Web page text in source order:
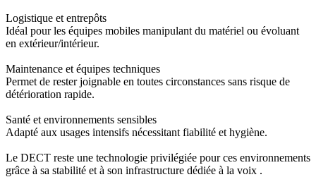
Logistique et entrepôts
Idéal pour les équipes mobiles manipulant du matériel ou évoluant
en extérieur/intérieur.
Maintenance et équipes techniques
Permet de rester joignable en toutes circonstances sans risque de
détérioration rapide.
Santé et environnements sensibles
Adapté aux usages intensifs nécessitant fiabilité et hygiène.
Le DECT reste une technologie privilégiée pour ces environnements
grâce à sa stabilité et à son infrastructure dédiée à la voix .